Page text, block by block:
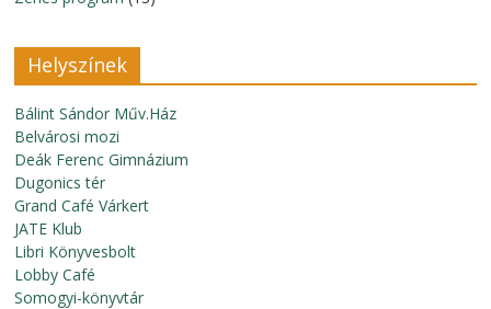
Helyszínek
Bálint Sándor Műv.Ház
Belvárosi mozi
Deák Ferenc Gimnázium
Dugonics tér
Grand Café Várkert
JATE Klub
Libri Könyvesbolt
Lobby Café
Somogyi-könyvtár